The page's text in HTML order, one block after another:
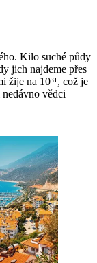
Kilo suché půdy
jich najdeme přes
žije na 10³¹, což je
vědci